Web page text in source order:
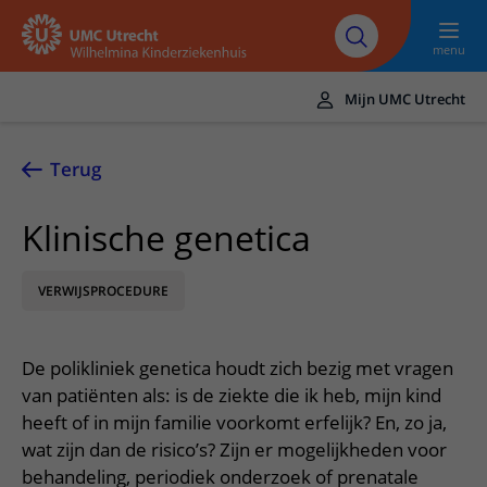
Naar hoofdinhoud
UMC
Utrecht
Research
Steun het
WKZ
menu
UMC Utrecht
Onze zorg
Ziektebeelden
Behandelingen
Specialismen
Poliklinieken
Voor patiënten
Uw kind voorbereiden
Mijn kind heeft een (dag)opname
Mijn kind ligt op de IC
Over ons
Samenwerking
Historie WKZ
Contact en route
Spoed
Adres en route
Meer UMC Utrecht
Mijn UMC Utrecht
Terug
Klinische genetica
VERWIJSPROCEDURE
De polikliniek genetica houdt zich bezig met vragen
van patiënten als: is de ziekte die ik heb, mijn kind
heeft of in mijn familie voorkomt erfelijk? En, zo ja,
wat zijn dan de risico’s? Zijn er mogelijkheden voor
behandeling, periodiek onderzoek of prenatale